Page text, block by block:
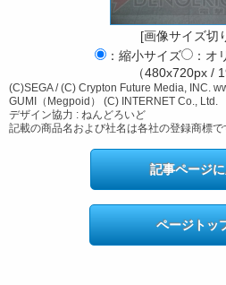
[画像サイズ切
：縮小サイズ
：オ
（480x720px /
(C)SEGA / (C) Crypton Future Media, INC.
GUMI（Megpoid） (C) INTERNET Co., Ltd.
デザイン協力 : ねんどろいど
記載の商品名および社名は各社の登録商標で
記事ページ
ページトッ